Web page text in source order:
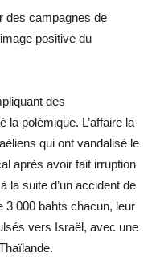
des campagnes de
positive du
des
la polémique. L’affaire la
qui ont vandalisé le
après avoir fait irruption
la suite d’un accident de
3 000 bahts chacun, leur
vers Israël, avec une